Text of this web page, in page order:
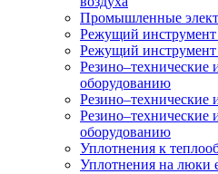
Промышленные
Режущий инструмент
Режущий инструмент
Резино–технические
оборудованию
Резино–технические
Резино–технические
оборудованию
Уплотнения к
Уплотнения на люки